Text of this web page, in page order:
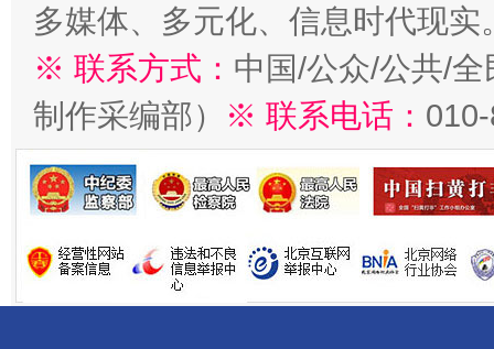
多媒体、多元化、信息时代现实
※ 联系方式： 中国/公众/公共/
制作采编部）
※ 联系电话：